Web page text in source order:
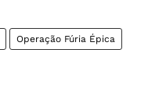
Operação Fúria Épica